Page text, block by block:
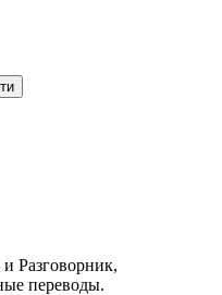
Разговорник,
переводы.